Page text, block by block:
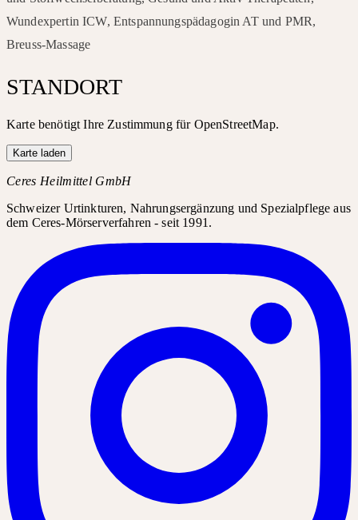
Wundexpertin ICW, Entspannungspädagogin AT und PMR,
Breuss-Massage
STANDORT
Karte benötigt Ihre Zustimmung für OpenStreetMap.
Karte laden
Ceres Heilmittel GmbH
Schweizer Urtinkturen, Nahrungsergänzung und Spezialpflege aus
dem Ceres-Mörserverfahren - seit 1991.